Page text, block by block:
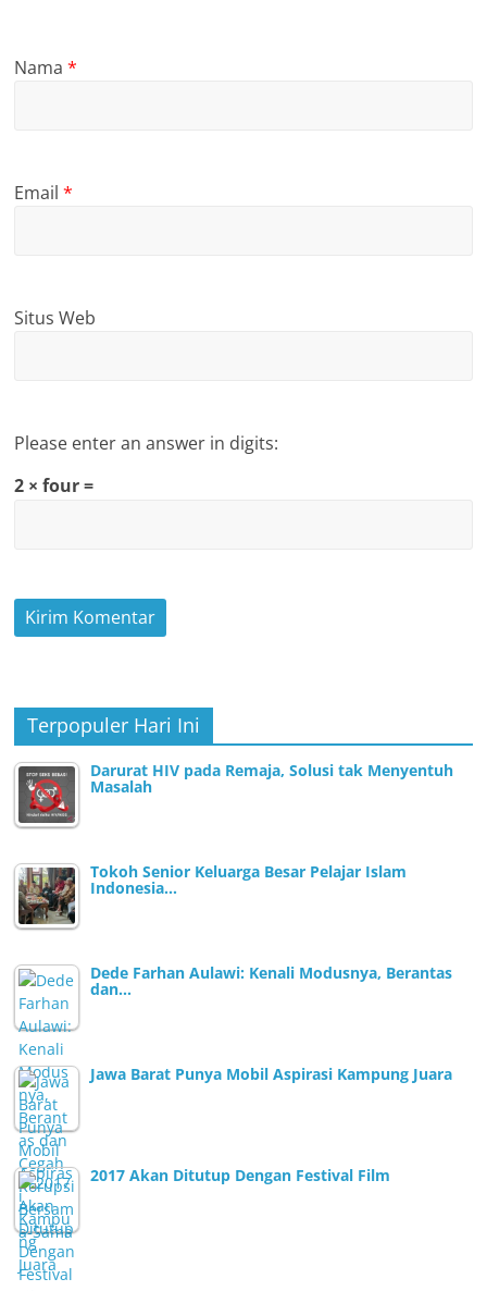
Nama*
Email*
Situs Web
Please enter an answer in digits:
2 × four =
Terpopuler Hari Ini
Darurat HIV pada Remaja, Solusi tak Menyentuh
Masalah
Tokoh Senior Keluarga Besar Pelajar Islam
Indonesia…
Dede Farhan Aulawi: Kenali Modusnya, Berantas
dan…
Jawa Barat Punya Mobil Aspirasi Kampung Juara
2017 Akan Ditutup Dengan Festival Film